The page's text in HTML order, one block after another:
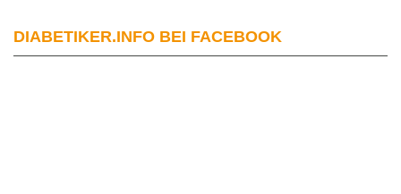
DIABETIKER.INFO BEI FACEBOOK